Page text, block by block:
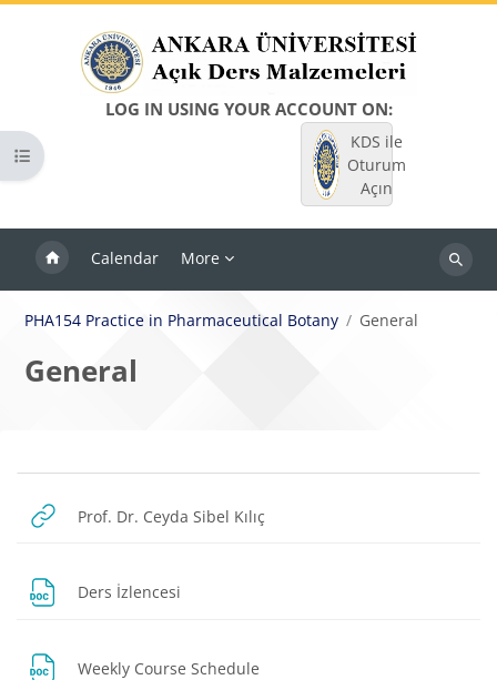
LOG IN USING YOUR ACCOUNT ON:
KDS ile
Oturum
Açın
Calendar More
Search
Open course index
PHA154 Practice in Pharmaceutical Botany General
General
Blocks
Section outline
Prof. Dr. Ceyda Sibel Kılıç
Ders İzlencesi
Weekly Course Schedule